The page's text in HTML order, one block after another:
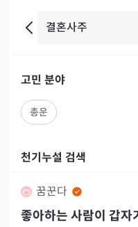
고민 분야
총운
천기누설 검색
꿈꾼다
좋아하는 사람이 갑자